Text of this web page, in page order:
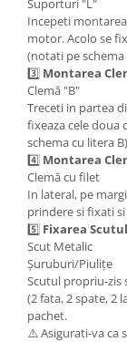
Covorase auto
Covorase auto
Covorase auto
Covorase auto
Covorase auto
Covorase auto
Covorase auto
Covorase auto
Covorase auto
Covorase auto
Covorase auto
Covorase auto
Covorase auto Vw
Cutii portbagaj
Suporturi "L"
Incepeti
motor. Acolo se
(notati pe
3️⃣ Montarea
Clemă "B"
Treceti in partea
fixeaza cele doua
schema cu litera
4️⃣ Montarea
Clemă cu filet
In lateral, pe
prindere si fixati
5️⃣ Fixarea
Scut Metalic
Șuruburi/Piulițe
Scutul propriu-zis
(2 fata, 2 spate, 2
pachet.
⚠️ Asigurati-va ca